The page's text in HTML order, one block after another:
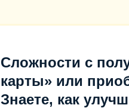
Сложности с
карты» или
Знаете, как